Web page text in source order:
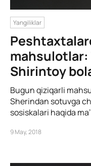
Yangiliklar
mahsulotlar:
Shirintoy
Bugun qiziqarli
Sherindan sotuvga
sosiskalari haqida
9 May, 2018